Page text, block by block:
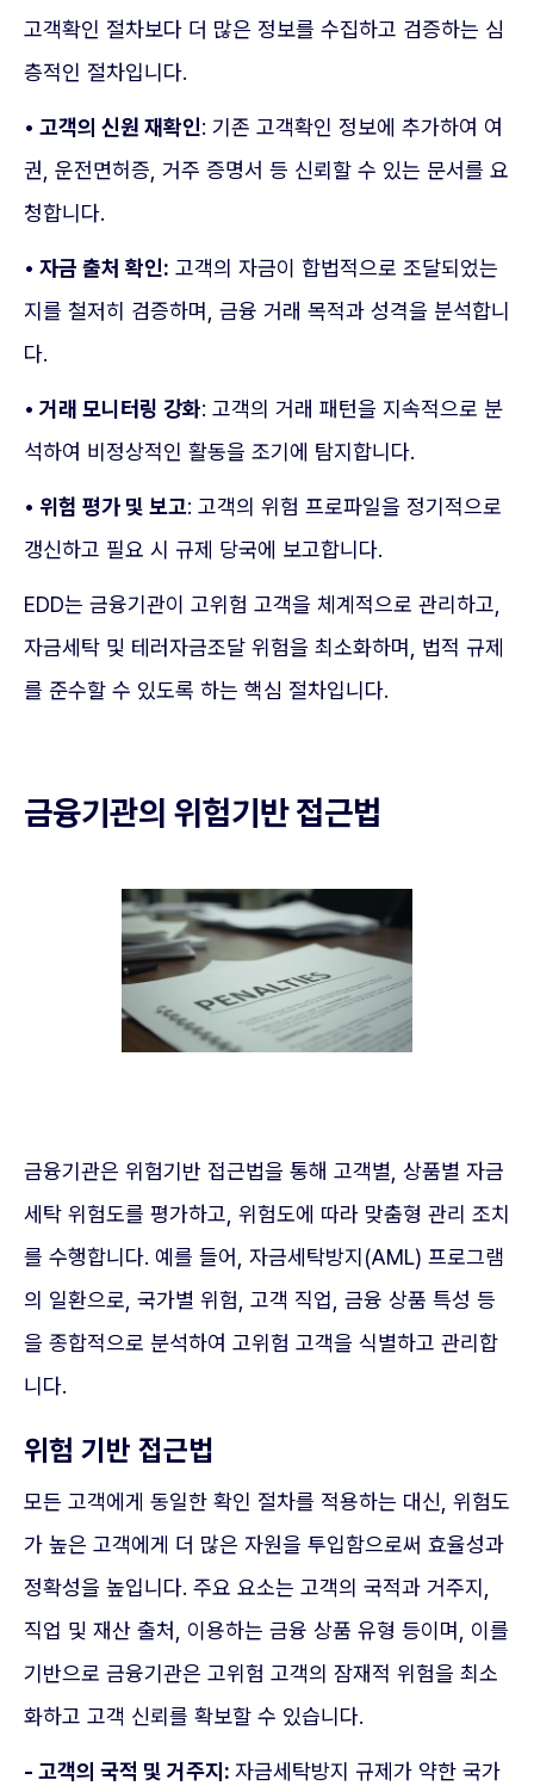
고객확인 절차보다 더 많은 정보를 수집하고 검증하는 심
층적인 절차입니다.
• 고객의 신원 재확인: 기존 고객확인 정보에 추가하여 여
권, 운전면허증, 거주 증명서 등 신뢰할 수 있는 문서를 요
청합니다.
• 자금 출처 확인: 고객의 자금이 합법적으로 조달되었는
지를 철저히 검증하며, 금융 거래 목적과 성격을 분석합니
다.
• 거래 모니터링 강화: 고객의 거래 패턴을 지속적으로 분
석하여 비정상적인 활동을 조기에 탐지합니다.
• 위험 평가 및 보고: 고객의 위험 프로파일을 정기적으로
갱신하고 필요 시 규제 당국에 보고합니다.
EDD는 금융기관이 고위험 고객을 체계적으로 관리하고,
자금세탁 및 테러자금조달 위험을 최소화하며, 법적 규제
를 준수할 수 있도록 하는 핵심 절차입니다.
금융기관의 위험기반 접근법
금융기관은 위험기반 접근법을 통해 고객별, 상품별 자금
세탁 위험도를 평가하고, 위험도에 따라 맞춤형 관리 조치
를 수행합니다. 예를 들어, 자금세탁방지(AML) 프로그램
의 일환으로, 국가별 위험, 고객 직업, 금융 상품 특성 등
을 종합적으로 분석하여 고위험 고객을 식별하고 관리합
니다.
위험 기반 접근법
모든 고객에게 동일한 확인 절차를 적용하는 대신, 위험도
가 높은 고객에게 더 많은 자원을 투입함으로써 효율성과
정확성을 높입니다. 주요 요소는 고객의 국적과 거주지,
직업 및 재산 출처, 이용하는 금융 상품 유형 등이며, 이를
기반으로 금융기관은 고위험 고객의 잠재적 위험을 최소
화하고 고객 신뢰를 확보할 수 있습니다.
- 고객의 국적 및 거주지: 자금세탁방지 규제가 약한 국가